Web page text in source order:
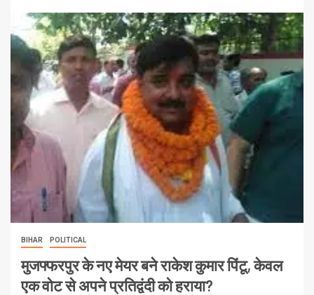
BIHAR POLITICAL
मुजफ्फरपुर के नए मेयर बने राकेश कुमार पिंटू, केवल
एक वोट से अपने प्रतिद्वंदी को हराया?